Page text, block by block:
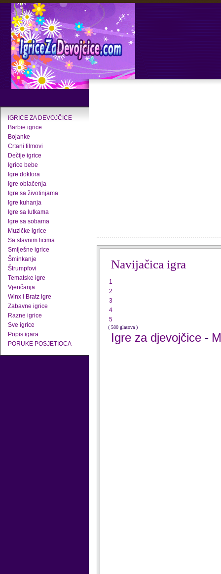
IGRICE ZA DEVOJČICE
Barbie igrice
Bojanke
Crtani filmovi
Dečije igrice
Igrice bebe
Igre doktora
Igre oblačenja
Igre sa životinjama
Igre kuhanja
Igre sa lutkama
Igre sa sobama
Muzičke igrice
Sa slavnim licima
Smiješne igrice
Šminkanje
Štrumpfovi
Tematske igre
Vjenčanja
Winx i Bratz igre
Zabavne igrice
Razne igrice
Sve igrice
Popis igara
PORUKE POSJETIOCA
Navijačica igra
1
2
3
4
5
( 580 glasova )
Igre za djevojčice -